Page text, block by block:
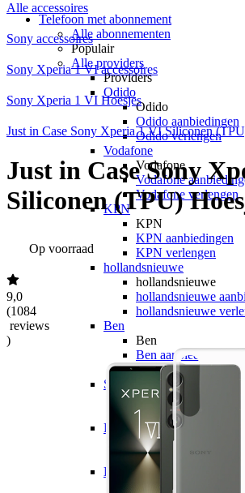
Telefoon met abonnement
Alle abonnementen
Populair
Alle providers
Providers
Odido
Odido
Odido aanbiedingen
Odido verlengen
Vodafone
Vodafone
Vodafone
Vodafone verlengen
KPN
KPN
KPN aanbiedingen
KPN verlengen
hollandsnieuwe
hollandsnieuwe
hollandsnieuwe
hollandsnieuwe
Ben
Ben
Ben aanbiedingen
Ben verlengen
Simyo
Simyo
Simyo aanbiedingen
Budget Thuis
Budget Thuis
Budget Thuis
Lebara
Alle accessoires
Sony accessoires
Sony Xperia 1 VI accessoires
Sony Xperia 1 VI Hoesjes
Just in Case Sony Xperia 1 VI Siliconen
Just in Case Sony
Siliconen (TPU)
Op voorraad
9,0
(1084
reviews
)